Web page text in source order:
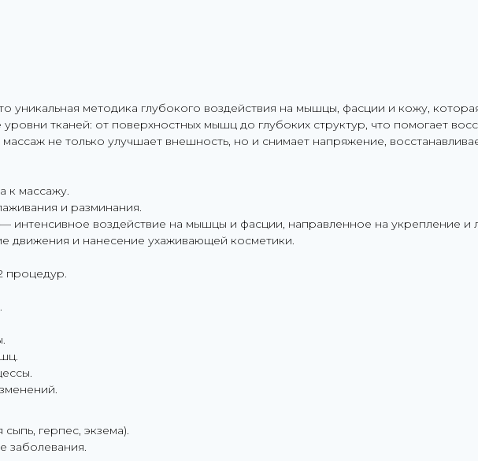
уникальная методика глубокого воздействия на мышцы, фасции и кожу,
тканей: от поверхностных мышц до глубоких структур, что помогает
не только улучшает внешность, но и снимает напряжение,
к массажу.
и разминания.
— интенсивное воздействие на мышцы и фасции, направленное на укрепление и
движения и нанесение ухаживающей косметики.
процедур.
герпес, экзема).
заболевания.